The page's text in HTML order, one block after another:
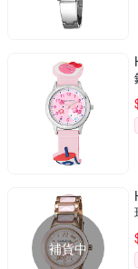
補貨中